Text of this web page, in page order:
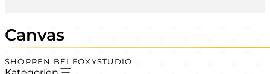
Canvas
SHOPPEN BEI FOXYSTUDIO